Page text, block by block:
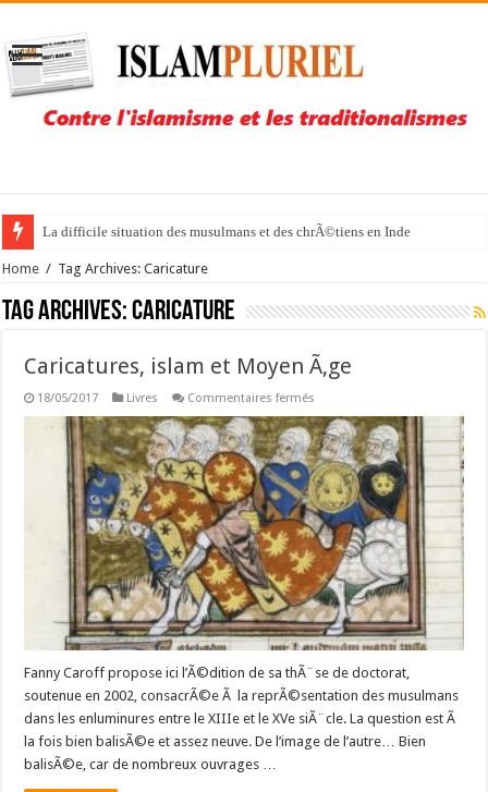
La difficile situation des musulmans et des chrÃ©tiens en Inde
Home / Tag Archives: Caricature
Tag Archives:Caricature
Caricatures, islam et Moyen Ã‚ge
18/05/2017 Livres Commentaires fermés
islam
et
Moyen
Ã‚ge
Fanny Caroff propose ici l’Ã©dition de sa thÃ¨se de doctorat,
soutenue en 2002, consacrÃ©e Ã la reprÃ©sentation des musulmans
dans les enluminures entre le XIIIe et le XVe siÃ¨cle. La question est Ã
la fois bien balisÃ©e et assez neuve. De l’image de l’autre… Bien
balisÃ©e, car de nombreux ouvrages …